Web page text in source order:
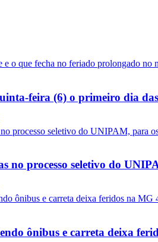
feira (6) o primeiro dia
no processo seletivo do
ônibus e carreta deixa